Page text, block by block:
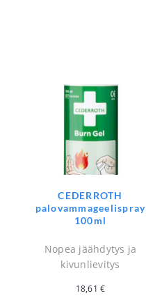
CEDERROTH
palovammageelispray
100ml
Nopea jäähdytys ja
kivunlievitys
18,61€